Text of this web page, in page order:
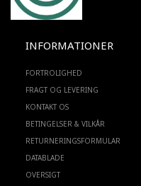
INFORMATIONER
FORTROLIGHED
FRAGT OG LEVERING
KONTAKT OS
BETINGELSER & VILKÅR
RETURNERINGSFORMULAR
DATABLADE
OVERSIGT